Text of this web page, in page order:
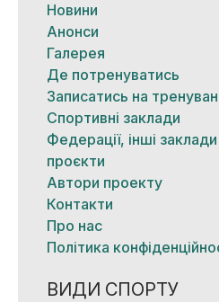
Новини
Анонси
Галерея
Де потренуватись
Записатись на
Спортивні заклади
Федерації, інші
проєкти
Автори проекту
Контакти
Про нас
Політика
ВИДИ СПОРТУ